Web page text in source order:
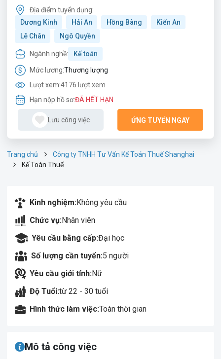
Địa điểm tuyển dụng:
Dương Kinh
Hải An Hồng Bàng
Kiến An
Lê Chân
Ngô Quyền
Ngành nghề: Kế toán
Mức lương:Thương lượng
Lượt xem:4176 lượt xem
Hạn nộp hồ sơ:ĐÃ HẾT HẠN
Lưu công việc ỨNG TUYỂN NGAY
Trang chủ
Công ty TNHH Tư Vấn Kế Toán Thuế Shanghai
Kế Toán Thuế
Kinh nghiệm:Không yêu cầu
Chức vụ:Nhân viên
Yêu cầu bằng cấp:Đại học
Số lượng cần tuyển:5 người
Yêu cầu giới tính:Nữ
Độ Tuổi:từ 22 - 30 tuổi
Hình thức làm việc:Toàn thời gian
Mô tả công việc